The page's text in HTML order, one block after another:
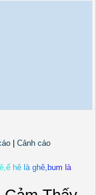
Cảnh cáo
ê,ế hê à ghê, bum à